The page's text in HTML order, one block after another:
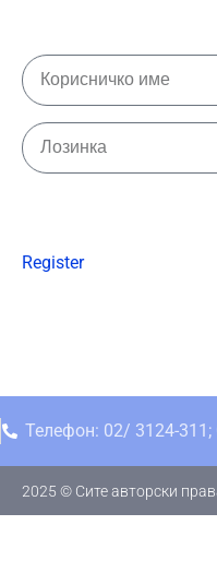
Register
Телефон: 02/ 3124-
2025 © Сите авторски